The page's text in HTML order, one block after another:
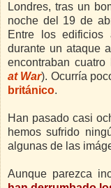
Londres, tras un
noche del 19 de
Entre los edificios
durante un ataque
encontraban cuatro
at War). Ocurría
británico.
Han pasado casi
hemos sufrido
algunas de las
Aunque parezca